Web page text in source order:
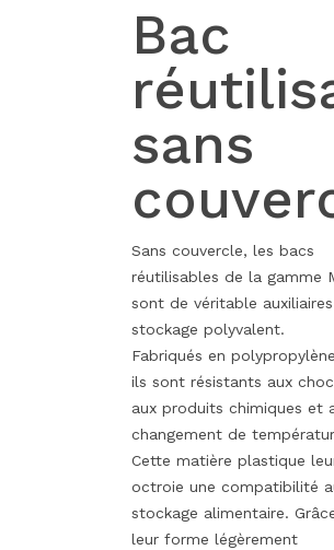
Bac
sans
Sans couvercle, les bacs
réutilisables de la gamme
sont de véritable
stockage polyvalent.
Fabriqués en
ils sont résistants aux
aux produits chimiques et
changement de
Cette matière plastique
octroie une compatibilité
stockage alimentaire.
leur forme légèrement